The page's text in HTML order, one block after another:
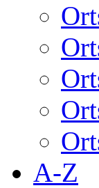
A-Z